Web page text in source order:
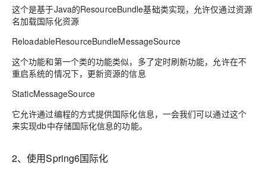
这个是基于Java的ResourceBundle基础类实现，允许仅通过资源
名加载国际化资源
ReloadableResourceBundleMessageSource
这个功能和第一个类的功能类似，多了定时刷新功能，允许在不
重启系统的情况下，更新资源的信息
StaticMessageSource
它允许通过编程的方式提供国际化信息，一会我们可以通过这个
来实现db中存储国际化信息的功能。
2、使用Spring6国际化